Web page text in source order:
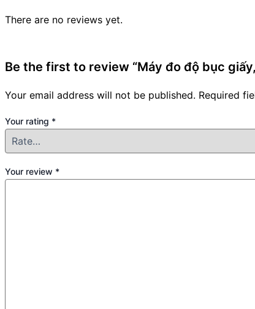
There are no reviews yet.
Be the first to review “Máy đo độ bục
Your email address will not be published. Required
Your rating *
Your review *